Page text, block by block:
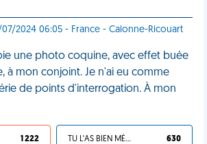
07/2024 06:05 - France - Calonne-Ricouart
une photo coquine, avec effet buée
à mon conjoint. Je n'ai eu comme
de points d'interrogation. À mon
1 222 TU L'AS BIEN MÉRITÉ 630